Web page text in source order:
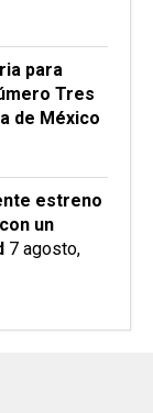
para
Tres
de México
estreno
un
7 agosto,